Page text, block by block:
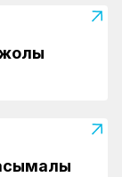
жолы